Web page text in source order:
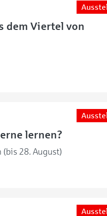
dem Viertel von
lernen?
(bis 28. August)